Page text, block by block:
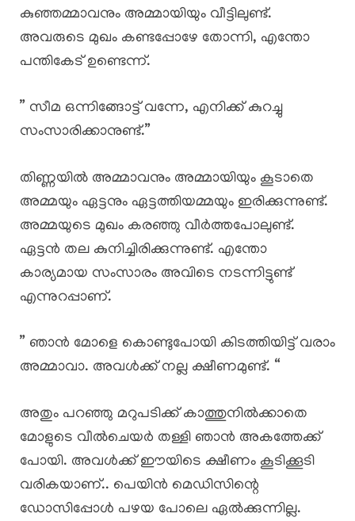
കുഞ്ഞമ്മാവനും അമ്മായിയും വീട്ടിലുണ്ട്.
അവരുടെ മുഖം കണ്ടപ്പോഴേ തോന്നി, എന്തോ
പന്തികേട് ഉണ്ടെന്ന്.
” സീമ ഒന്നിങ്ങോട്ട് വന്നേ, എനിക്ക് കുറച്ചു
സംസാരിക്കാനുണ്ട്.”
തിണ്ണയിൽ അമ്മാവനും അമ്മായിയും കൂടാതെ
അമ്മയും ഏട്ടനും ഏട്ടത്തിയമ്മയും ഇരിക്കുന്നുണ്ട്.
അമ്മയുടെ മുഖം കരഞ്ഞു വീർത്തപോലുണ്ട്.
ഏട്ടൻ തല കുനിച്ചിരിക്കുന്നുണ്ട്. എന്തോ
കാര്യമായ സംസാരം അവിടെ നടന്നിട്ടുണ്ട്
എന്നുറപ്പാണ്.
” ഞാൻ മോളെ കൊണ്ടുപോയി കിടത്തിയിട്ട് വരാം
അമ്മാവാ. അവൾക്ക് നല്ല ക്ഷീണമുണ്ട്. “
അതും പറഞ്ഞു മറുപടിക്ക് കാത്തുനിൽക്കാതെ
മോളുടെ വീൽചെയർ തള്ളി ഞാൻ അകത്തേക്ക്
പോയി. അവൾക്ക് ഈയിടെ ക്ഷീണം കൂടിക്കൂടി
വരികയാണ്.. പെയിൻ മെഡിസിന്റെ
ഡോസിപ്പോൾ പഴയ പോലെ ഏൽക്കുന്നില്ല.